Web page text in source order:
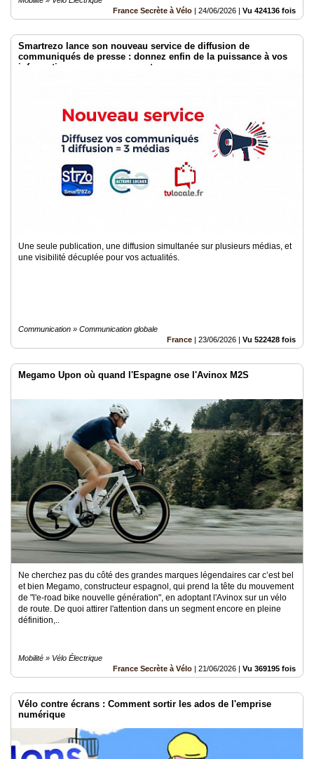
France Secrète à Vélo | 24/06/2026 | Vu 424136 fois
Smartrezo lance son nouveau service de diffusion de
communiqués de presse : donnez enfin de la puissance à vos
informations sans engagement.
Une seule publication, une diffusion simultanée sur plusieurs médias, et
une visibilité décuplée pour vos actualités.
Communication » Communication globale
France | 23/06/2026 | Vu 522428 fois
Megamo Upon où quand l'Espagne ose l'Avinox M2S
Ne cherchez pas du côté des grandes marques légendaires car c’est bel
et bien Megamo, constructeur espagnol, qui prend la tête du mouvement
de "l'e-road bike nouvelle génération", en adoptant l'Avinox sur un vélo
de route. De quoi attirer l'attention dans un segment encore en pleine
définition,..
Mobilité » Vélo Électrique
France Secrète à Vélo | 21/06/2026 | Vu 369195 fois
Vélo contre écrans : Comment sortir les ados de l'emprise
numérique